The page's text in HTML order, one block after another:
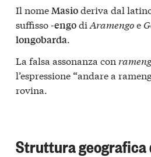
Il nomeMasioderiva dal
suffisso-engodi Aramengoe
longobarda.
La falsa assonanza con
l’espressione “andare a
rovina.
Struttura geografica